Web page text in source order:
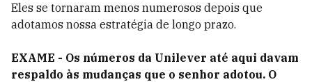
Eles se tornaram menos numerosos depois que
adotamos nossa estratégia de longo prazo.
EXAME - Os números da Unilever até aqui davam
respaldo às mudanças que o senhor adotou. O